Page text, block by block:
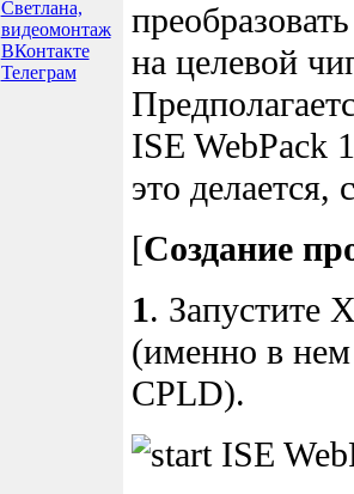
Светлана,
видеомонтаж
ВКонтакте
Телеграм
на целевой
ISE WebPack
это делается,
[Создание
1. Запустите
(именно в нем
CPLD).